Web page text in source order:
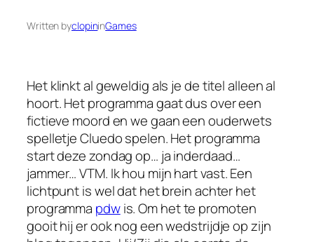
Written byclopininGames
Het klinkt al geweldig als je de titel alleen al
hoort. Het programma gaat dus over een
fictieve moord en we gaan een ouderwets
spelletje Cluedo spelen. Het programma
start deze zondag op… ja inderdaad…
jammer… VTM. Ik hou mijn hart vast. Een
lichtpunt is wel dat het brein achter het
programma pdwis. Om het te promoten
gooit hij er ook nog een wedstrijdje op zijn